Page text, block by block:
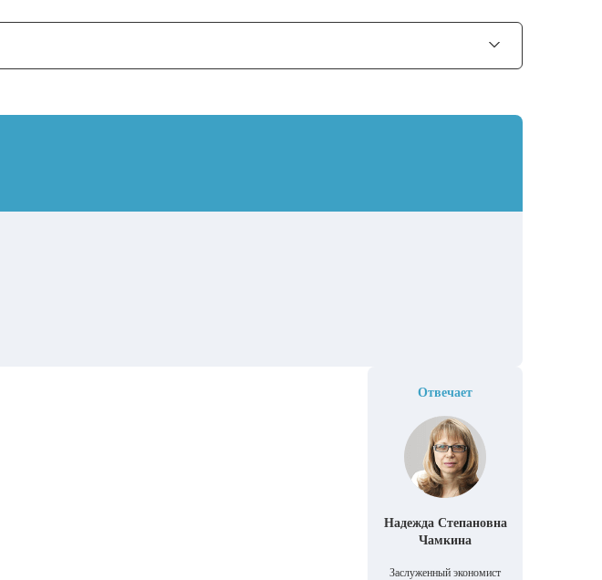
Отвечает
Надежда Степановна
Чамкина
Заслуженный экономист